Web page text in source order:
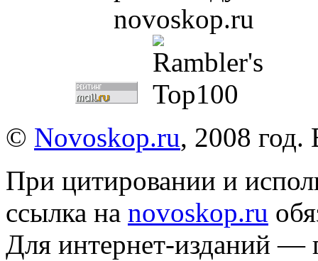
© Novoskop.ru, 2008
При цитировании и
ссылка на novoskop.ru
Для интернет-изданий —